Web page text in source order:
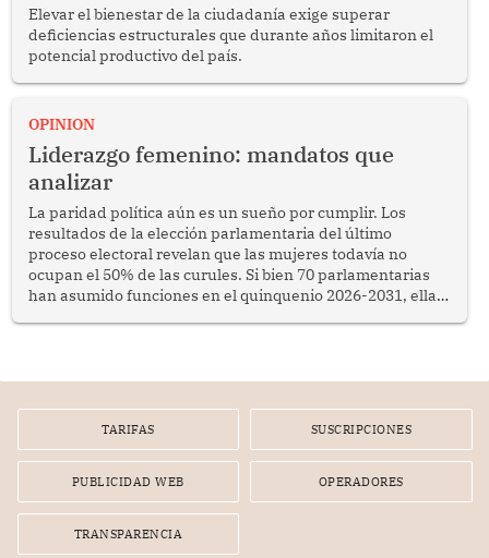
Elevar el bienestar de la ciudadanía exige superar
deficiencias estructurales que durante años limitaron el
potencial productivo del país.
OPINION
Liderazgo femenino: mandatos que
analizar
La paridad política aún es un sueño por cumplir. Los
resultados de la elección parlamentaria del último
proceso electoral revelan que las mujeres todavía no
ocupan el 50% de las curules. Si bien 70 parlamentarias
han asumido funciones en el quinquenio 2026-2031, ellas
TARIFAS SUSCRIPCIONES
PUBLICIDAD WEB OPERADORES
TRANSPARENCIA